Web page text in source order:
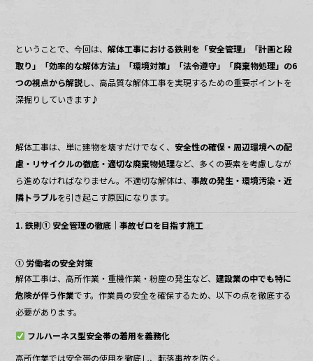
ということで、今回は、解体工事における鉄則を「安全管理」「計画と段
取り」「効率的な解体方法」「環境対策」「法令遵守」「廃棄物処理」の6
つの視点から解説し、高品質な解体工事を実現するための重要ポイントを
深掘りしていきます♪
解体工事は、単に建物を壊すだけでなく、 安全性の確保・周辺環境への配
慮・リサイクルの徹底・適切な廃棄物処理など、多くの要素を考慮しなが
ら進めなければなりません。不適切な解体は、事故の発生・環境汚染・近
隣トラブルを引き起こす原因になります。
1. 鉄則① 安全管理の徹底｜事故ゼロを目指す施工
① 労働者の安全対策
解体工事は、高所作業・重機作業・粉塵の発生など、建設業の中でも特に
危険が伴う作業です。作業員の安全を確保するため、以下の点を徹底する
必要があります。
フルハーネス型安全帯の着用を義務化
高所作業では安全帯の使用を徹底し、転落事故を防ぐ。